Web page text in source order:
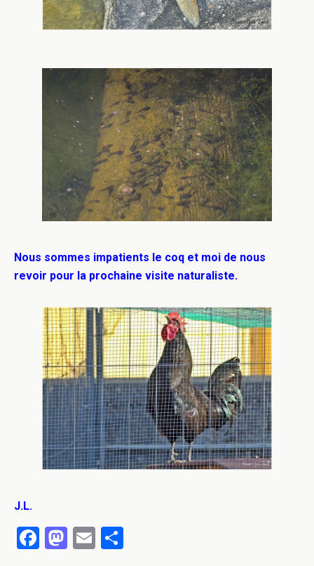
Nous sommes impatients le coq et moi de nous
revoir pour la prochaine visite naturaliste.
J.L.
F
M E